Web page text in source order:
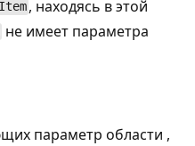
, находясь в этой
не имеет параметра
параметр области ,